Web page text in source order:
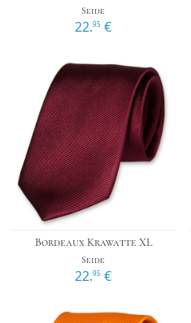
Seide
22.95 €
Bordeaux Krawatte XL
Seide
22.95 €